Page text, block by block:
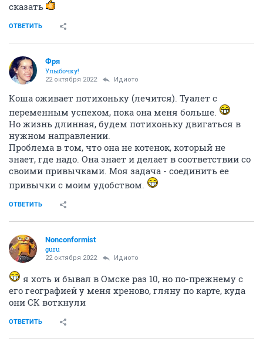
сказать
ОТВЕТИТЬ
Фря
Улыбочку!
22 октября 2022 Идиото
Коша оживает потихоньку (лечится). Туалет с
переменным успехом, пока она меня больше.
Но жизнь длинная, будем потихоньку двигаться в
нужном направлении.
Проблема в том, что она не котенок, который не
знает, где надо. Она знает и делает в соответствии со
своими привычками. Моя задача - соединить ее
привычки с моим удобством.
ОТВЕТИТЬ
Nonconformist
guru
22 октября 2022 Идиото
я хоть и бывал в Омске раз 10, но по-прежнему с
его географией у меня хреново, гляну по карте, куда
они СК воткнули
ОТВЕТИТЬ